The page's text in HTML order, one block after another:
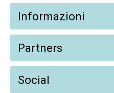
Informazioni
Partners
Social